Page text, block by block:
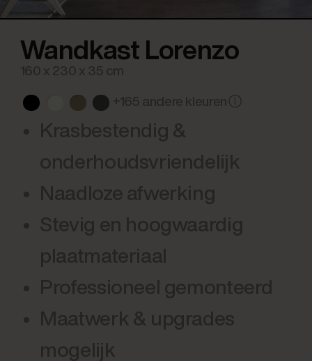
Wandkast Lorenzo
160 x 230 x 35 cm
+165 andere kleuren
Krasbestendig &
onderhoudsvriendelijk
Naadloze afwerking
Stevig en hoogwaardig
plaatmateriaal
Professioneel gemonteerd
Maatwerk & upgrades
mogelijk